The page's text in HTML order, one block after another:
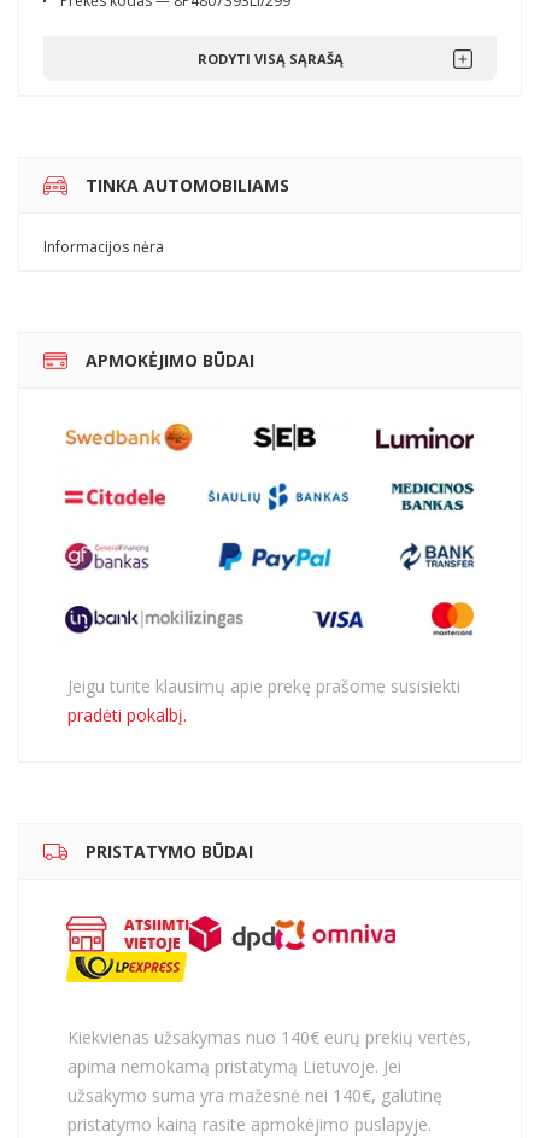
RODYTI VISĄ SĄRAŠĄ
TINKA AUTOMOBILIAMS
Informacijos nėra
APMOKĖJIMO BŪDAI
Jeigu turite klausimų apie prekę prašome susisiekti
pradėti pokalbį.
PRISTATYMO BŪDAI
Kiekvienas užsakymas nuo 140€ eurų prekių vertės,
apima nemokamą pristatymą Lietuvoje. Jei
užsakymo suma yra mažesnė nei 140€, galutinę
pristatymo kainą rasite apmokėjimo puslapyje.